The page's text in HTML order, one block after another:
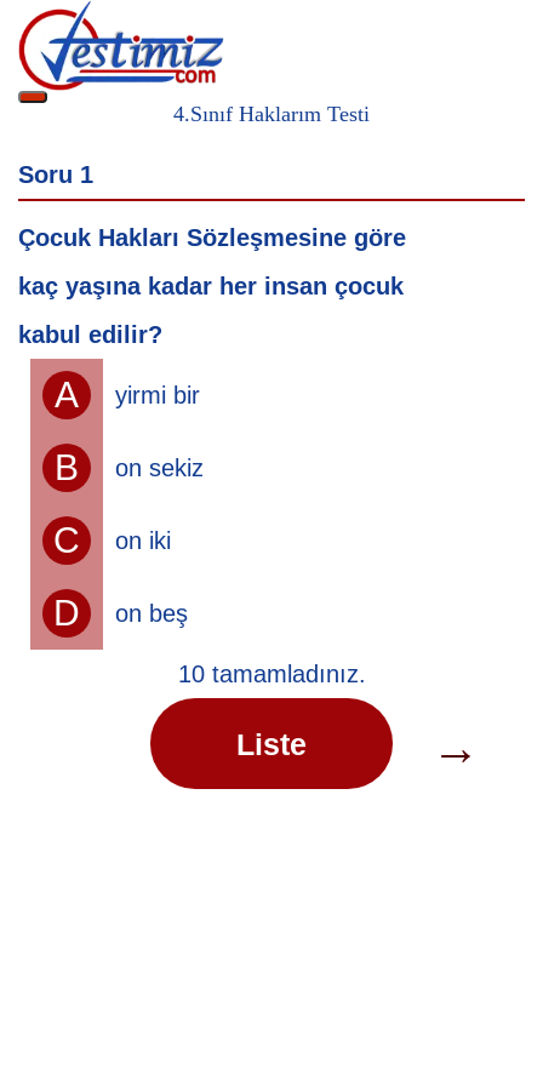
4.Sınıf Haklarım Testi
Soru 1
Çocuk Hakları Sözleşmesine göre
kaç yaşına kadar her insan çocuk
kabul edilir?
A yirmi bir
B on sekiz
C on iki
D on beş
10 tamamladınız.
Liste →